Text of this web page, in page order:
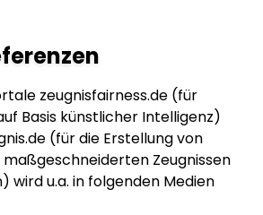
zeugnisfairness.de (für
Basis künstlicher Intelligenz)
(für die Erstellung von
Zeugnissen
wird u.a. in folgenden Medien